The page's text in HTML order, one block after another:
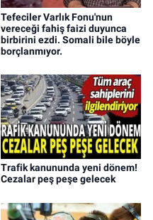
Tefeciler Varlık Fonu'nun
vereceği fahiş faizi duyunca
birbirini ezdi. Somali bile böyle
borçlanmıyor.
Trafik kanununda yeni dönem!
Cezalar peş peşe gelecek